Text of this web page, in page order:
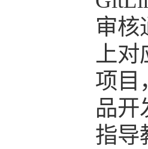
审核
上对
项目
品开
指导